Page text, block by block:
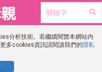
分析技術。若繼續閱覽本網站內
多cookies資訊請閱讀我們的隱私